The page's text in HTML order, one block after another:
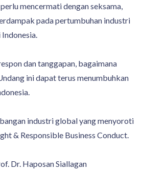
mencermati dengan seksama,
pada pertumbuhan industri
dan tanggapan, bagaimana
ini dapat terus menumbuhkan
industri global yang menyoroti
& Responsible Business Conduct.
Dr. Haposan Siallagan